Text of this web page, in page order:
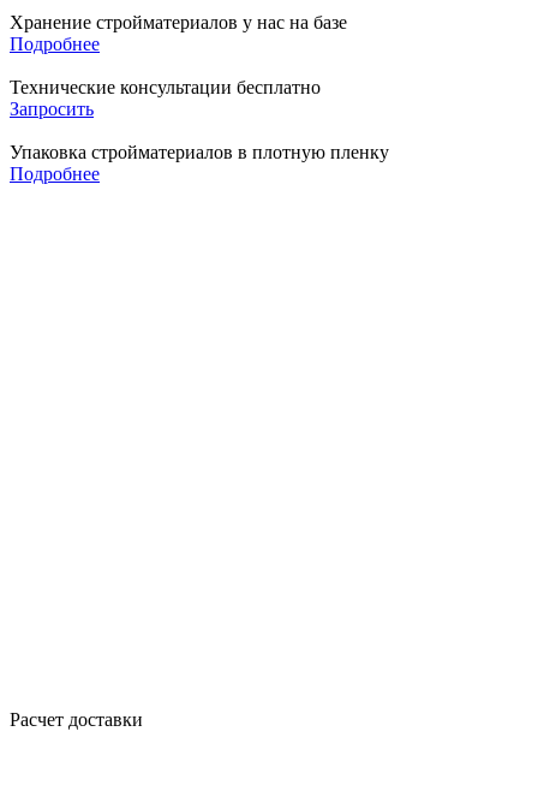
Хранение стройматериалов у нас на базе
Подробнее
Технические консультации бесплатно
Запросить
Упаковка стройматериалов в плотную пленку
Подробнее
Расчет доставки